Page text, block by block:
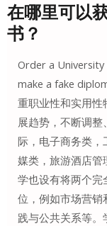
在哪里可以
书？
Order a
make a fake
重职业性和实用性
展趋势，不断调
际，电子商务类，
媒类，旅游酒店管
学也设有将两个完
位，例如市场营销
践与公共关系等